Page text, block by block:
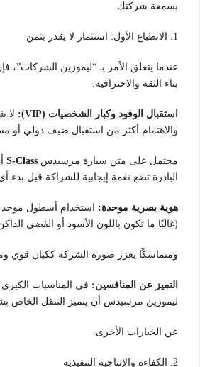
بسمعة شركتك.
1. الانطباع الأول: استثمار لا يقدر بثمن
عندما يتعلق الأمر بـ “ليموزين الشركات”،
بناء الثقة والاحترافية:
استقبال الوفود وكبار الشخصيات (VIP):
لا
والاهتمام أكثر من استقبال ضيف دولي أو
محتمل على متن سيارة مرسيدس S-Class
البادرة تضع نغمة إيجابية للشراكة قبل بدء
هوية بصرية موحدة: استخدام أسطول
(غالبًا ما تكون باللون الأسود أو الفضي
ومتماسكًا يعزز صورة الشركة ككيان قوي
التميز عن المنافسين: في المناسبات
ليموزين مرسيدس أن يتميز التنقل الخاص
عن الخيارات الأخرى.
2. الكفاءة والإنتاجية التنفيذية